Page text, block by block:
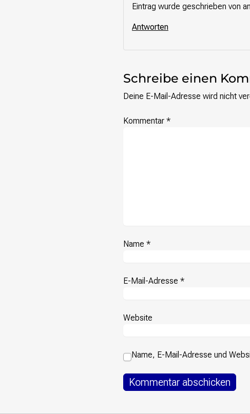
Eintrag wurde geschrieben von
Antworten
Schreibe einen
Deine E-Mail-Adresse wird nicht
Kommentar *
Name *
E-Mail-Adresse *
Website
Name, E-Mail-Adresse und